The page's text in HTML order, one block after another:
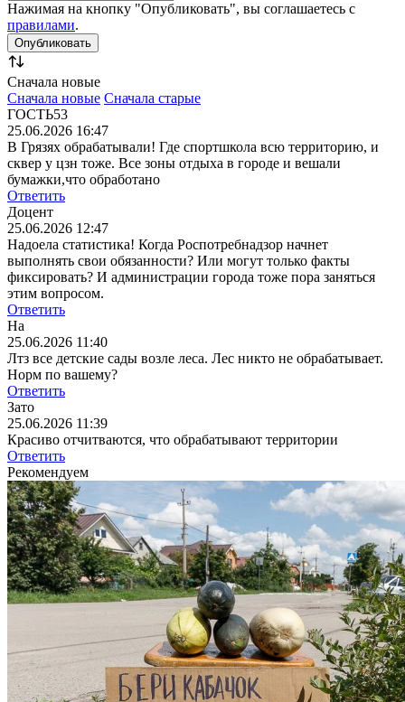
Нажимая на кнопку "Опубликовать", вы соглашаетесь с
правилами.
Сначала новые
Сначала новые Сначала старые
ГОСТЬ53
25.06.2026 16:47
В Грязях обрабатывали! Где спортшкола всю территорию, и
сквер у цзн тоже. Все зоны отдыха в городе и вешали
бумажки,что обработано
Ответить
Доцент
25.06.2026 12:47
Надоела статистика! Когда Роспотребнадзор начнет
выполнять свои обязанности? Или могут только факты
фиксировать? И администрации города тоже пора заняться
этим вопросом.
Ответить
На
25.06.2026 11:40
Лтз все детские сады возле леса. Лес никто не обрабатывает.
Норм по вашему?
Ответить
Зато
25.06.2026 11:39
Красиво отчитваются, что обрабатывают территории
Ответить
Рекомендуем